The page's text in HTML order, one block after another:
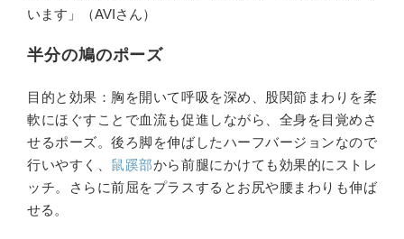
います」（AVIさん）
半分の鳩のポーズ
目的と効果：胸を開いて呼吸を深め、股関節まわりを柔
軟にほぐすことで血流も促進しながら、全身を目覚めさ
せるポーズ。後ろ脚を伸ばしたハーフバージョンなので
行いやすく、 鼠蹊部から前腿にかけても効果的にストレ
ッチ。さらに前屈をプラスするとお尻や腰まわりも伸ば
せる。